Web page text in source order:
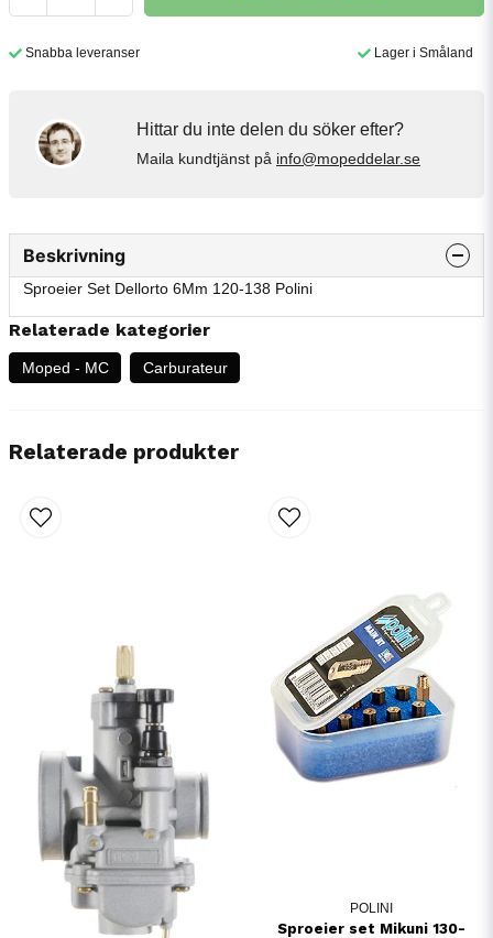
Snabba leveranser Lager i Småland
Hittar du inte delen du söker efter?
Maila kundtjänst på info@mopeddelar.se
Beskrivning
Sproeier Set Dellorto 6Mm 120-138 Polini
Relaterade kategorier
Moped - MC Carburateur
Relaterade produkter
POLINI
Sproeier set Mikuni 130-